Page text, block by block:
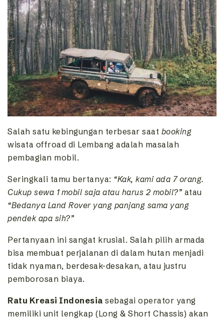
Salah satu kebingungan terbesar saat booking
wisata offroad di Lembang adalah masalah
pembagian mobil.
Seringkali tamu bertanya: “Kak, kami ada 7 orang.
Cukup sewa 1 mobil saja atau harus 2 mobil?”atau
“Bedanya Land Rover yang panjang sama yang
pendek apa sih?”
Pertanyaan ini sangat krusial. Salah pilih armada
bisa membuat perjalanan di dalam hutan menjadi
tidak nyaman, berdesak-desakan, atau justru
pemborosan biaya.
Ratu Kreasi Indonesia sebagai operator yang
memiliki unit lengkap (Long & Short Chassis) akan